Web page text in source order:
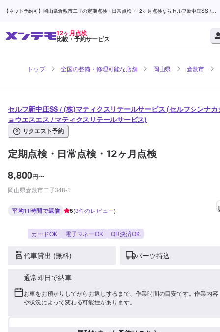
【ネット予約可】岡山県倉敷市二子の定期点検・日常点検・12ヶ月点検ならセルフ新中庄SS /
12ヶ月点検
比較・予約サービス
トップ 全国の整備・修理可能な店舗 岡山県 倉敷市
セルフ新中庄SS / (株)マティクスリテールサービス (セルフシンナカ
ョウエスエス / マティクスリテールサービス)
リクエスト予約
定期点検・日常点検・12ヶ月点検
8,800円〜
岡山県倉敷市二子348-1
平均11時間で返信 5(3件のレビュー)
カードOK 電子マネーOK QR決済OK
代車貸出 (無料) パーツ持込
通常即日で納車
お車をお預かりしてからお返しするまで、作業時間の目安です。作業内容
や状況によって変わる可能性があります。